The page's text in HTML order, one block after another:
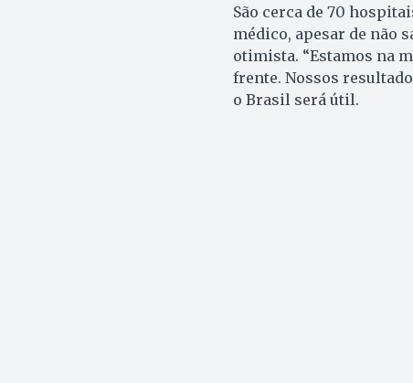
São cerca de 70
médico, apesar de não
otimista. “Estamos na
frente. Nossos
o Brasil será útil.